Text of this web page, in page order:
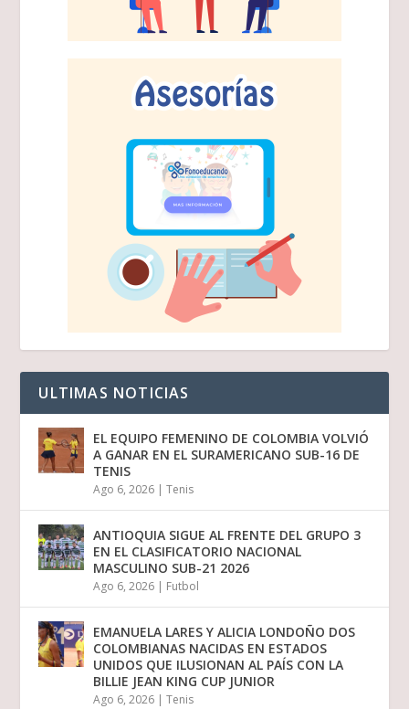
ULTIMAS NOTICIAS
EL EQUIPO FEMENINO DE COLOMBIA VOLVIÓ
A GANAR EN EL SURAMERICANO SUB-16 DE
TENIS
Ago 6, 2026 |Tenis
ANTIOQUIA SIGUE AL FRENTE DEL GRUPO 3
EN EL CLASIFICATORIO NACIONAL
MASCULINO SUB-21 2026
Ago 6, 2026 | Futbol
EMANUELA LARES Y ALICIA LONDOÑO DOS
COLOMBIANAS NACIDAS EN ESTADOS
UNIDOS QUE ILUSIONAN AL PAÍS CON LA
BILLIE JEAN KING CUP JUNIOR
Ago 6, 2026 |Tenis